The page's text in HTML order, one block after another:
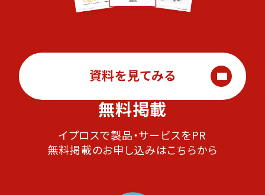
資料を見てみる
無料掲載
イプロスで製品・サービスをPR
無料掲載のお申し込みはこちらから